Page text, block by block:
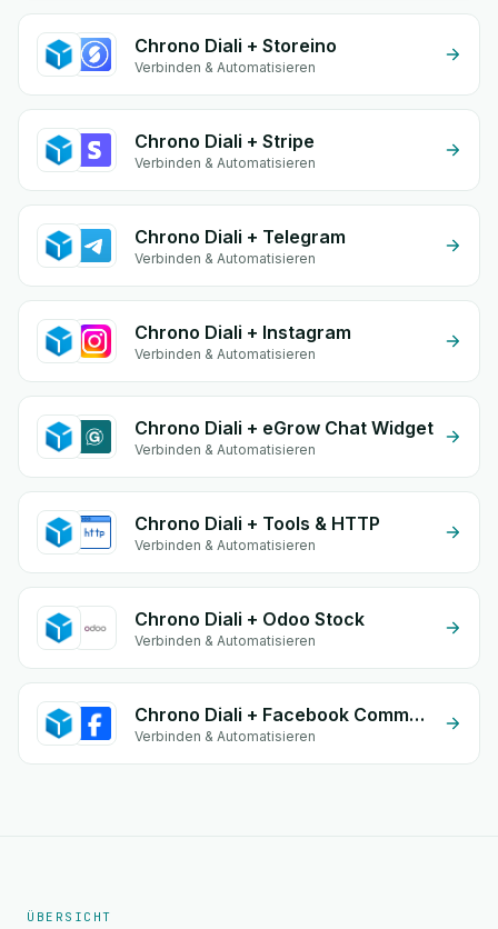
Chrono Diali + Storeino
Verbinden & Automatisieren
Chrono Diali + Stripe
Verbinden & Automatisieren
Chrono Diali + Telegram
Verbinden & Automatisieren
Chrono Diali + Instagram
Verbinden & Automatisieren
Chrono Diali + eGrow Chat Widget
Verbinden & Automatisieren
Chrono Diali + Tools & HTTP
Verbinden & Automatisieren
Chrono Diali + Odoo Stock
Verbinden & Automatisieren
Chrono Diali + Facebook Commerce
Verbinden & Automatisieren
ÜBERSICHT